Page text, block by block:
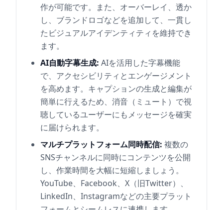
作が可能です。また、オーバーレイ、透か
し、ブランドロゴなどを追加して、一貫し
たビジュアルアイデンティティを維持でき
ます。
AI自動字幕生成: AIを活用した字幕機能
で、アクセシビリティとエンゲージメント
を高めます。キャプションの生成と編集が
簡単に行えるため、消音（ミュート）で視
聴しているユーザーにもメッセージを確実
に届けられます。
マルチプラットフォーム同時配信: 複数の
SNSチャンネルに同時にコンテンツを公開
し、作業時間を大幅に短縮しましょう。
YouTube、Facebook、X（旧Twitter）、
LinkedIn、Instagramなどの主要プラット